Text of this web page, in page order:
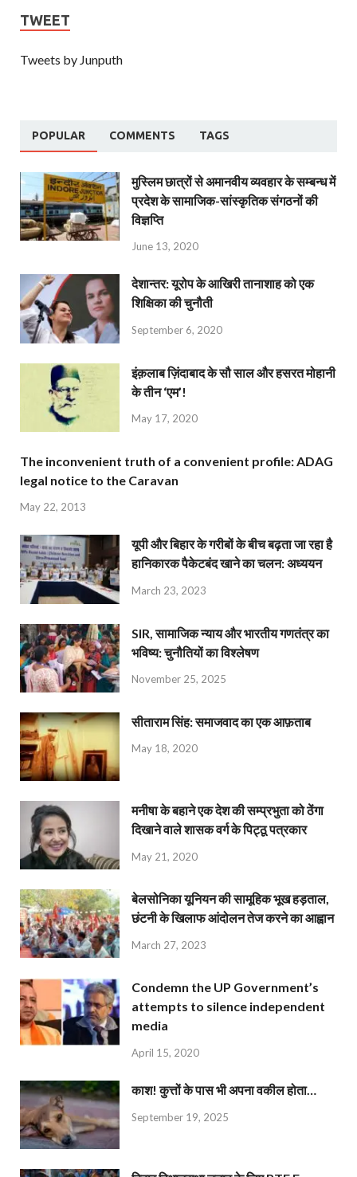
TWEET
Tweets by Junputh
POPULAR COMMENTS TAGS
मुस्लिम छात्रों से अमानवीय व्यवहार के सम्बन्ध में
प्रदेश के सामाजिक-सांस्कृतिक संगठनों की
विज्ञप्ति
June 13, 2020
देशान्‍तर: यूरोप के आखिरी तानाशाह को एक
शिक्षिका की चुनौती
September 6, 2020
इंक़लाब ज़िंदाबाद के सौ साल और हसरत मोहानी
के तीन ‘एम’!
May 17, 2020
The inconvenient truth of a convenient profile: ADAG
legal notice to the Caravan
May 22, 2013
यूपी और बिहार के गरीबों के बीच बढ़ता जा रहा है
हानिकारक पैकेटबंद खाने का चलन: अध्ययन
March 23, 2023
SIR, सामाजिक न्याय और भारतीय गणतंत्र का
भविष्य: चुनौतियों का विश्लेषण
November 25, 2025
सीताराम सिंह: समाजवाद का एक आफ़ताब
May 18, 2020
मनीषा के बहाने एक देश की सम्प्रभुता को ठेंगा
दिखाने वाले शासक वर्ग के पिट्ठू पत्रकार
May 21, 2020
बेलसोनिका यूनियन की सामूहिक भूख हड़ताल,
छंटनी के खिलाफ आंदोलन तेज करने का आह्वान
March 27, 2023
Condemn the UP Government’s
attempts to silence independent
media
April 15, 2020
काश! कुत्तों के पास भी अपना वकील होता…
September 19, 2025